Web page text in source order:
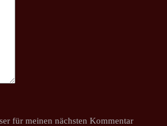
für meinen nächsten Kommentar